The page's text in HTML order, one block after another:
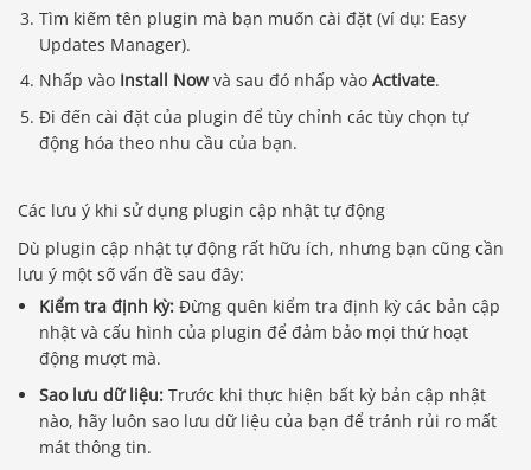
Tìm kiếm tên plugin mà bạn muốn cài đặt (ví dụ: Easy
Updates Manager).
Nhấp vào Install Nowvà sau đó nhấp vàoActivate.
Đi đến cài đặt của plugin để tùy chỉnh các tùy chọn tự
động hóa theo nhu cầu của bạn.
Các lưu ý khi sử dụng plugin cập nhật tự động
Dù plugin cập nhật tự động rất hữu ích, nhưng bạn cũng cần
lưu ý một số vấn đề sau đây:
Kiểm tra định kỳ: Đừng quên kiểm tra định kỳ các bản cập
nhật và cấu hình của plugin để đảm bảo mọi thứ hoạt
động mượt mà.
Sao lưu dữ liệu: Trước khi thực hiện bất kỳ bản cập nhật
nào, hãy luôn sao lưu dữ liệu của bạn để tránh rủi ro mất
mát thông tin.